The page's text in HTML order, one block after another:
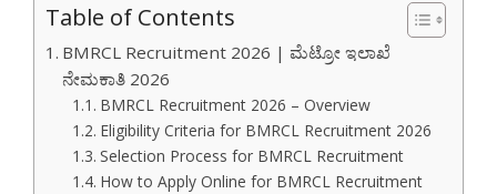
Table of Contents
BMRCL Recruitment 2026 | ಮೆಟ್ರೋ ಇಲಾಖೆ
ನೇಮಕಾತಿ 2026
BMRCL Recruitment 2026 – Overview
Eligibility Criteria for BMRCL Recruitment 2026
Selection Process for BMRCL Recruitment
How to Apply Online for BMRCL Recruitment